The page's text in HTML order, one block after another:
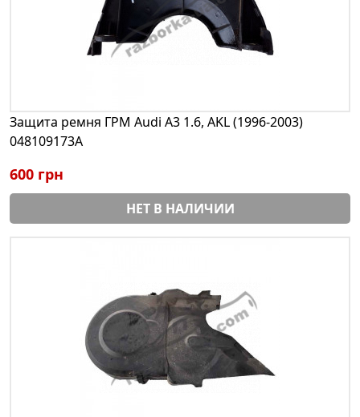
Защита ремня ГРМ Audi A3 1.6, AKL (1996-2003)
048109173A
600 грн
НЕТ В НАЛИЧИИ